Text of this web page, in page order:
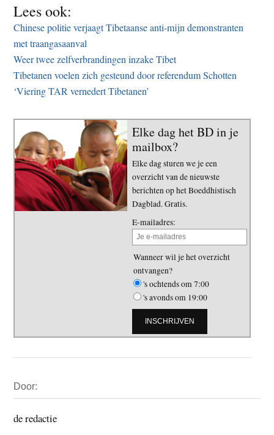
Lees ook:
Chinese politie verjaagt Tibetaanse anti-mijn demonstranten
met traangasaanval
Weer twee zelfverbrandingen inzake Tibet
Tibetanen voelen zich gesteund door referendum Schotten
‘Viering TAR vernedert Tibetanen’
Elke dag het BD in je
mailbox?
Elke dag sturen we je een
overzicht van de nieuwste
berichten op het Boeddhistisch
Dagblad. Gratis.
E-mailadres:
Wanneer wil je het overzicht
ontvangen?
's ochtends om 7:00
's avonds om 19:00
Sidebar
Door:
de redactie